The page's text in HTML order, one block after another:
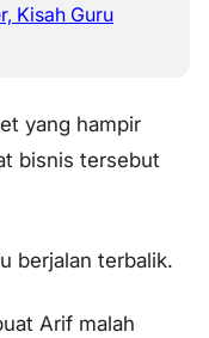
Kisah Guru
yang hampir
bisnis tersebut
berjalan terbalik.
Arif malah